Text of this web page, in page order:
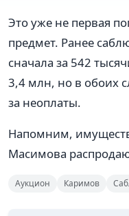
Это уже не первая
предмет. Ранее
сначала за 542
3,4 млн, но в обоих
за неоплаты.
Напомним,
Масимова
Аукцион Каримов